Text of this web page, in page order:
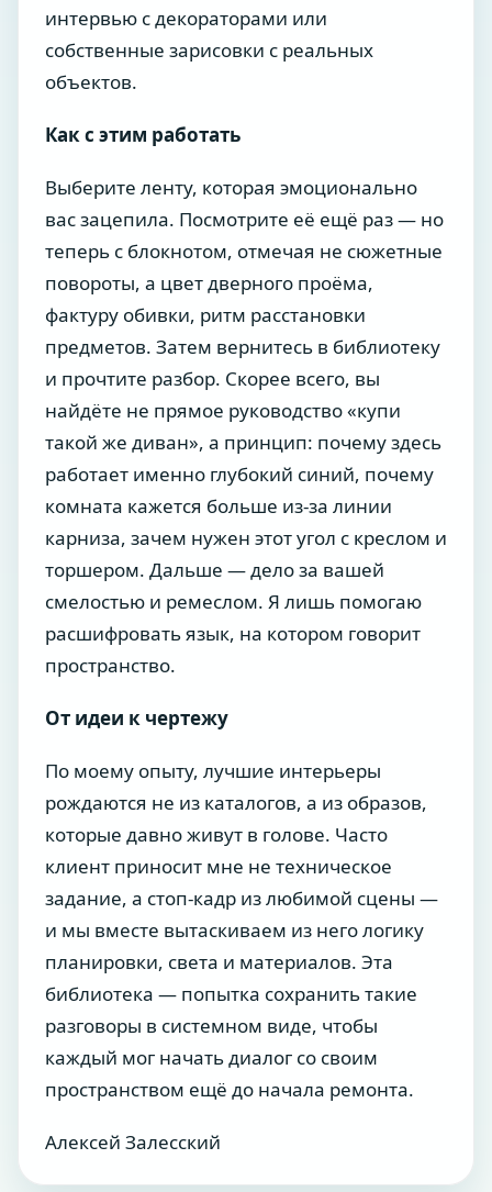
интервью с декораторами или
собственные зарисовки с реальных
объектов.
Как с этим работать
Выберите ленту, которая эмоционально
вас зацепила. Посмотрите её ещё раз — но
теперь с блокнотом, отмечая не сюжетные
повороты, а цвет дверного проёма,
фактуру обивки, ритм расстановки
предметов. Затем вернитесь в библиотеку
и прочтите разбор. Скорее всего, вы
найдёте не прямое руководство «купи
такой же диван», а принцип: почему здесь
работает именно глубокий синий, почему
комната кажется больше из-за линии
карниза, зачем нужен этот угол с креслом и
торшером. Дальше — дело за вашей
смелостью и ремеслом. Я лишь помогаю
расшифровать язык, на котором говорит
пространство.
От идеи к чертежу
По моему опыту, лучшие интерьеры
рождаются не из каталогов, а из образов,
которые давно живут в голове. Часто
клиент приносит мне не техническое
задание, а стоп-кадр из любимой сцены —
и мы вместе вытаскиваем из него логику
планировки, света и материалов. Эта
библиотека — попытка сохранить такие
разговоры в системном виде, чтобы
каждый мог начать диалог со своим
пространством ещё до начала ремонта.
Алексей Залесский